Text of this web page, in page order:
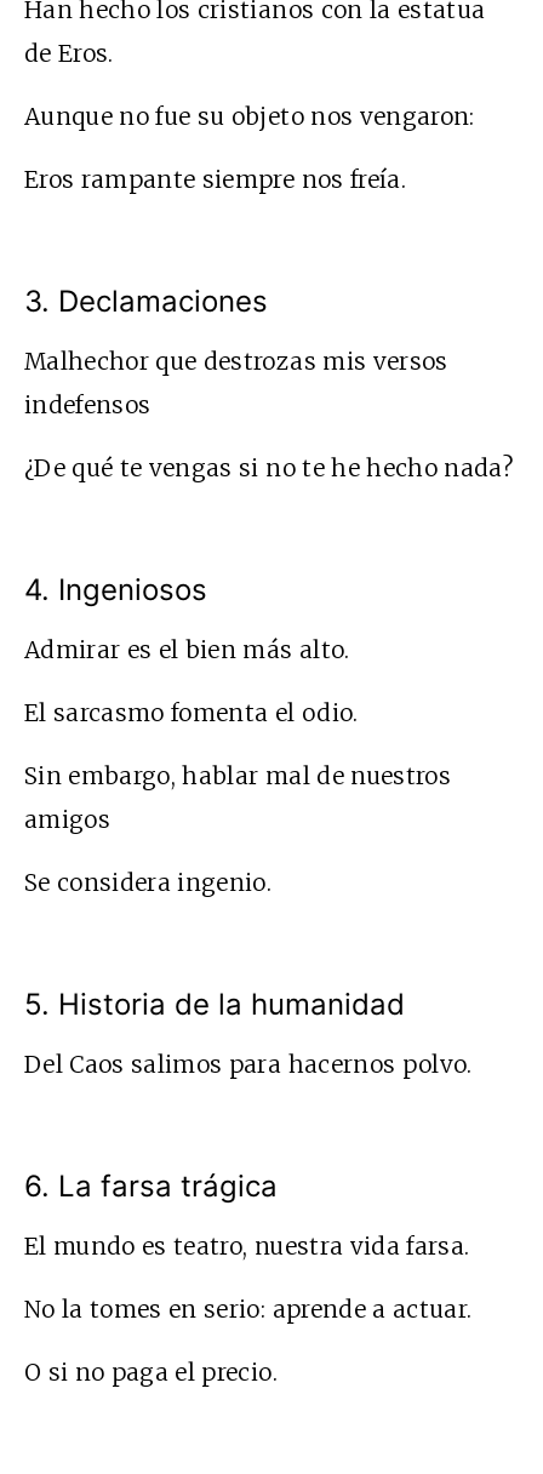
Han hecho los cristianos con la estatua
de Eros.
Aunque no fue su objeto nos vengaron:
Eros rampante siempre nos freía.
3. Declamaciones
Malhechor que destrozas mis versos
indefensos
¿De qué te vengas si no te he hecho nada?
4. Ingeniosos
Admirar es el bien más alto.
El sarcasmo fomenta el odio.
Sin embargo, hablar mal de nuestros
amigos
Se considera ingenio.
5. Historia de la humanidad
Del Caos salimos para hacernos polvo.
6. La farsa trágica
El mundo es teatro, nuestra vida farsa.
No la tomes en serio: aprende a actuar.
O si no paga el precio.